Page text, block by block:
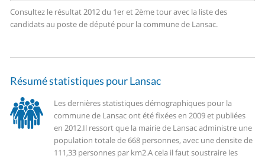
Consultez le résultat 2012 du 1er et 2ème tour avec la liste des
candidats au poste de député pour la commune de Lansac.
Résumé statistiques pour Lansac
Les dernières statistiques démographiques pour la
commune de Lansac ont été fixées en 2009 et publiées
en 2012.Il ressort que la mairie de Lansac administre une
population totale de 668 personnes, avec une densite de
111,33 personnes par km2.A cela il faut soustraire les